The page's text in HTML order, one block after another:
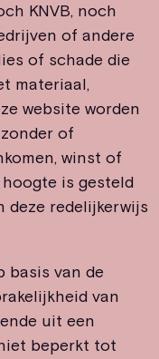
KNVB, noch
of andere
of schade die
materiaal,
website worden
of
winst of
hoogte is gesteld
deze redelijkerwijs
basis van de
van
uit een
beperkt tot